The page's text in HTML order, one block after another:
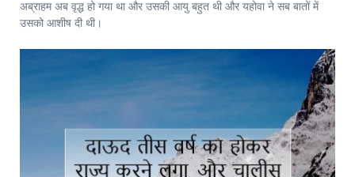
अब्राहम अब वृद्ध हो गया था और उसकी आयु बहुत थी और यहोवा ने सब बातों में
उसको आशीष दी थी।